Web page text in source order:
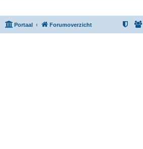
Portaal Forumoverzicht